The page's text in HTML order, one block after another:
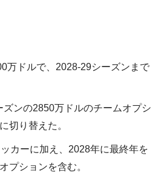
万ドルで、2028-29シーズンまで
ンの2850万ドルのチームオプシ
切り替えた。
カーに加え、2028年に最終年を
プションを含む。